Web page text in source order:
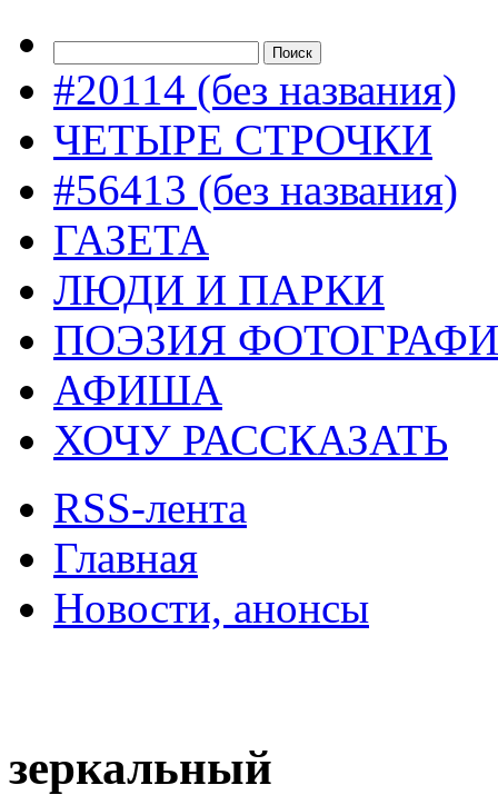
#20114 (без названия)
ЧЕТЫРЕ СТРОЧКИ
#56413 (без названия)
ГАЗЕТА
ЛЮДИ И ПАРКИ
ПОЭЗИЯ
АФИША
ХОЧУ РАССКАЗАТЬ
RSS-лента
Главная
Новости, анонсы
зеркальный